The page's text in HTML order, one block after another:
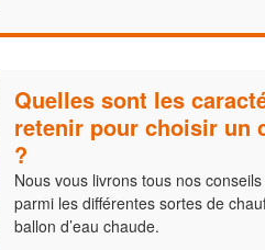
Quelles sont les
retenir pour choisir un
?
Nous vous livrons tous nos
parmi les différentes sortes de
ballon d’eau chaude.